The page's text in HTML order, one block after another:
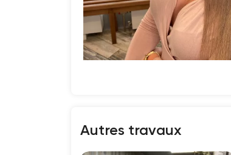
Autres travaux